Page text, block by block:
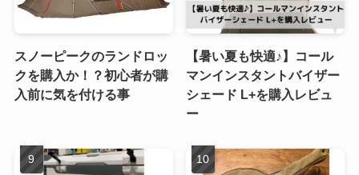
スノーピークのランドロッ
クを購入か！？初心者が購
入前に気を付ける事
【暑い夏も快適♪】コール
マンインスタントバイザー
シェード L+を購入レビュ
ー